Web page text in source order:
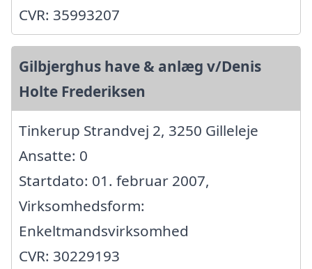
CVR: 35993207
Gilbjerghus have & anlæg v/Denis
Holte Frederiksen
Tinkerup Strandvej 2, 3250 Gilleleje
Ansatte: 0
Startdato: 01. februar 2007,
Virksomhedsform:
Enkeltmandsvirksomhed
CVR: 30229193